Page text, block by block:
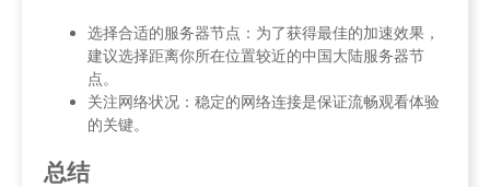
选择合适的服务器节点：为了获得最佳的加速效果，
建议选择距离你所在位置较近的中国大陆服务器节
点。
关注网络状况：稳定的网络连接是保证流畅观看体验
的关键。
总结